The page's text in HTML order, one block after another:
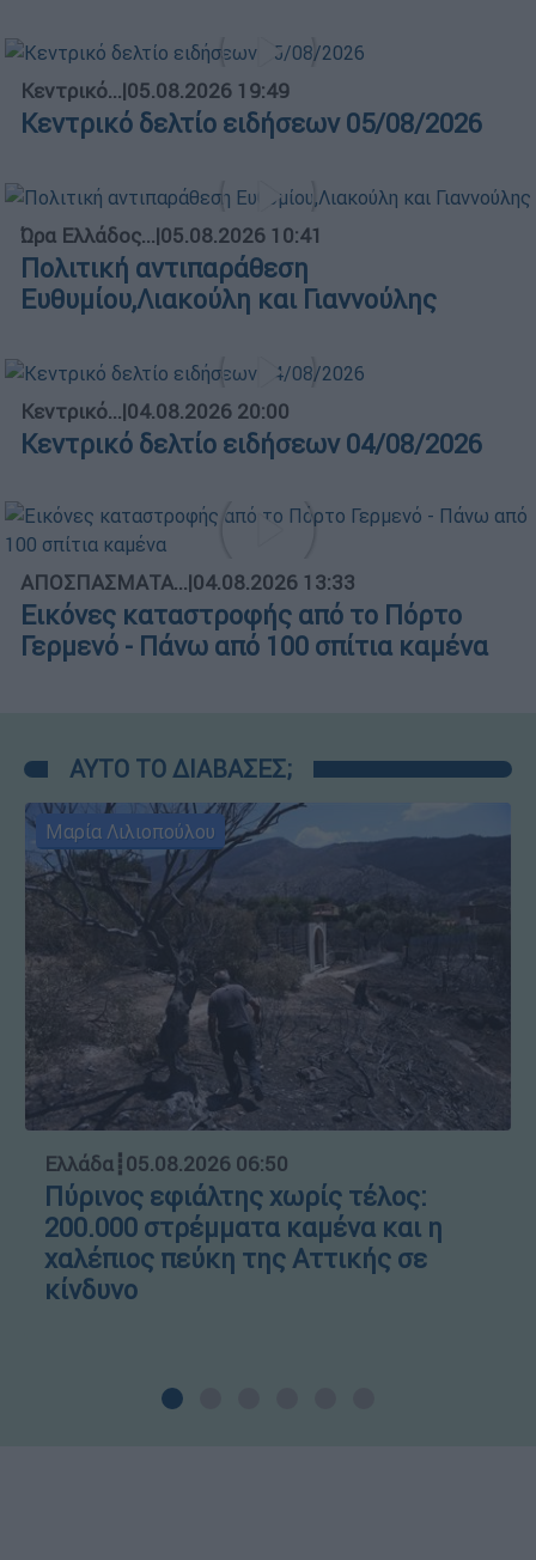
Κεντρικό...|05.08.2026 19:49
Κεντρικό δελτίο ειδήσεων 05/08/2026
Ώρα Ελλάδος...|05.08.2026 10:41
Πολιτική αντιπαράθεση
Ευθυμίου,Λιακούλη και Γιαννούλης
Κεντρικό...|04.08.2026 20:00
Κεντρικό δελτίο ειδήσεων 04/08/2026
ΑΠΟΣΠΑΣΜΑΤΑ...|04.08.2026 13:33
Εικόνες καταστροφής από το Πόρτο
Γερμενό - Πάνω από 100 σπίτια καμένα
ΑΥΤΟ ΤΟ ΔΙΑΒΑΣΕΣ;
Μαρία Λιλιοπούλου
Ελλάδα┋05.08.2026 06:50
Πύρινος εφιάλτης χωρίς τέλος:
200.000 στρέμματα καμένα και η
χαλέπιος πεύκη της Αττικής σε
κίνδυνο